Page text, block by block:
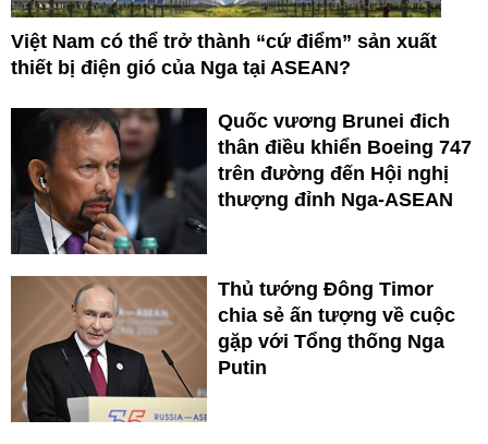
Việt Nam có thể trở thành “cứ điểm” sản xuất
thiết bị điện gió của Nga tại ASEAN?
Quốc vương Brunei đich
thân điều khiển Boeing 747
trên đường đến Hội nghị
thượng đỉnh Nga-ASEAN
Thủ tướng Đông Timor
chia sẻ ấn tượng về cuộc
gặp với Tổng thống Nga
Putin